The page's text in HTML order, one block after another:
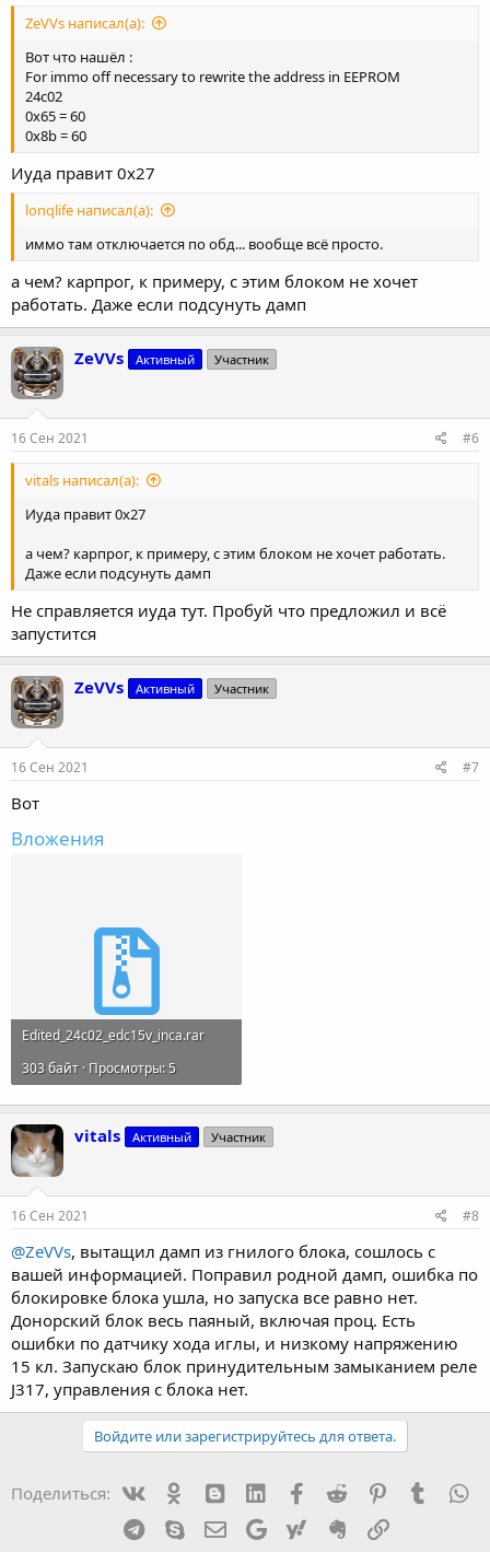
ZeVVs написал(а):
Вот что нашёл :
For immo off necessary to rewrite the address in EEPROM
24c02
0x65 = 60
0x8b = 60
Иуда правит 0х27
lonqlife написал(а):
иммо там отключается по обд... вообще всё просто.
а чем? карпрог, к примеру, с этим блоком не хочет
работать. Даже если подсунуть дамп
ZeVVs Активный Участник
16 Сен 2021 #6
vitals написал(а):
Иуда правит 0х27
а чем? карпрог, к примеру, с этим блоком не хочет работать.
Даже если подсунуть дамп
Не справляется иуда тут. Пробуй что предложил и всё
запустится
ZeVVs Активный Участник
16 Сен 2021 #7
Вот
Вложения
Edited_24c02_edc15v_inca.rar
303 байт · Просмотры: 5
vitals Активный Участник
16 Сен 2021 #8
@ZeVVs, вытащил дамп из гнилого блока, сошлось с
вашей информацией. Поправил родной дамп, ошибка по
блокировке блока ушла, но запуска все равно нет.
Донорский блок весь паяный, включая проц. Есть
ошибки по датчику хода иглы, и низкому напряжению
15 кл. Запускаю блок принудительным замыканием реле
J317, управления с блока нет.
Войдите или зарегистрируйтесь для ответа.
Поделиться: Ok mes_blogger
Linked InFacebook
Reddit PinterestTumblr
Telegram
Skype Эл. почта
Google Yahoo Evernote